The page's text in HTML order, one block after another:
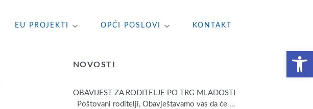
Open toolbar
EU PROJEKTI OPĆI POSLOVI KONTAKT
NOVOSTI
OBAVIJEST ZA RODITELJE PO TRG MLADOSTI
Poštovani roditelji, Obavještavamo vas da će …